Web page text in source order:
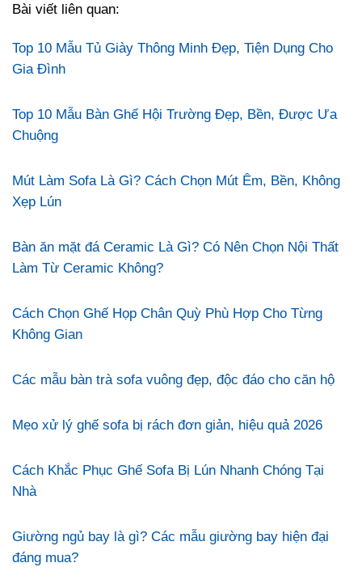
Bài viết liên quan:
Top 10 Mẫu Tủ Giày Thông Minh Đẹp, Tiện Dụng Cho
Gia Đình
Top 10 Mẫu Bàn Ghế Hội Trường Đẹp, Bền, Được Ưa
Chuộng
Mút Làm Sofa Là Gì? Cách Chọn Mút Êm, Bền, Không
Xẹp Lún
Bàn ăn mặt đá Ceramic Là Gì? Có Nên Chọn Nội Thất
Làm Từ Ceramic Không?
Cách Chọn Ghế Họp Chân Quỳ Phù Hợp Cho Từng
Không Gian
Các mẫu bàn trà sofa vuông đẹp, độc đáo cho căn hộ
Mẹo xử lý ghế sofa bị rách đơn giản, hiệu quả 2026
Cách Khắc Phục Ghế Sofa Bị Lún Nhanh Chóng Tại
Nhà
Giường ngủ bay là gì? Các mẫu giường bay hiện đại
đáng mua?